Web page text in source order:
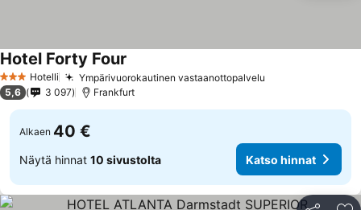
3 Tähtiluokitus
Hotelli Ympärivuorokautinen vastaanottopalvelu
Hotel Forty Four
5,6 3 097 Frankfurt
Alkaen 40 €
Näytä hinnat 10 sivustolta Katso hinnat